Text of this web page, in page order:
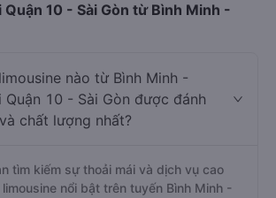
10 - Sài Gòn từ Bình Minh -
nào từ Bình Minh -
10 - Sài Gòn được đánh
chất lượng nhất?
tìm kiếm sự thoải mái và dịch vụ cao
nổi bật trên tuyến Bình Minh -